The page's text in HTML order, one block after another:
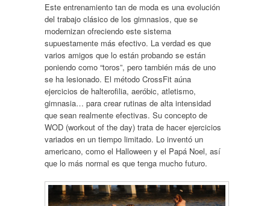
Este entrenamiento tan de moda es una evolución
del trabajo clásico de los gimnasios, que se
modernizan ofreciendo este sistema
supuestamente más efectivo. La verdad es que
varios amigos que lo están probando se están
poniendo como “toros”, pero también más de uno
se ha lesionado. El método CrossFit aúna
ejercicios de halterofilia, aeróbic, atletismo,
gimnasia… para crear rutinas de alta intensidad
que sean realmente efectivas. Su concepto de
WOD (workout of the day) trata de hacer ejercicios
variados en un tiempo limitado. Lo inventó un
americano, como el Halloween y el Papá Noel, así
que lo más normal es que tenga mucho futuro.